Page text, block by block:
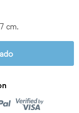
cm.